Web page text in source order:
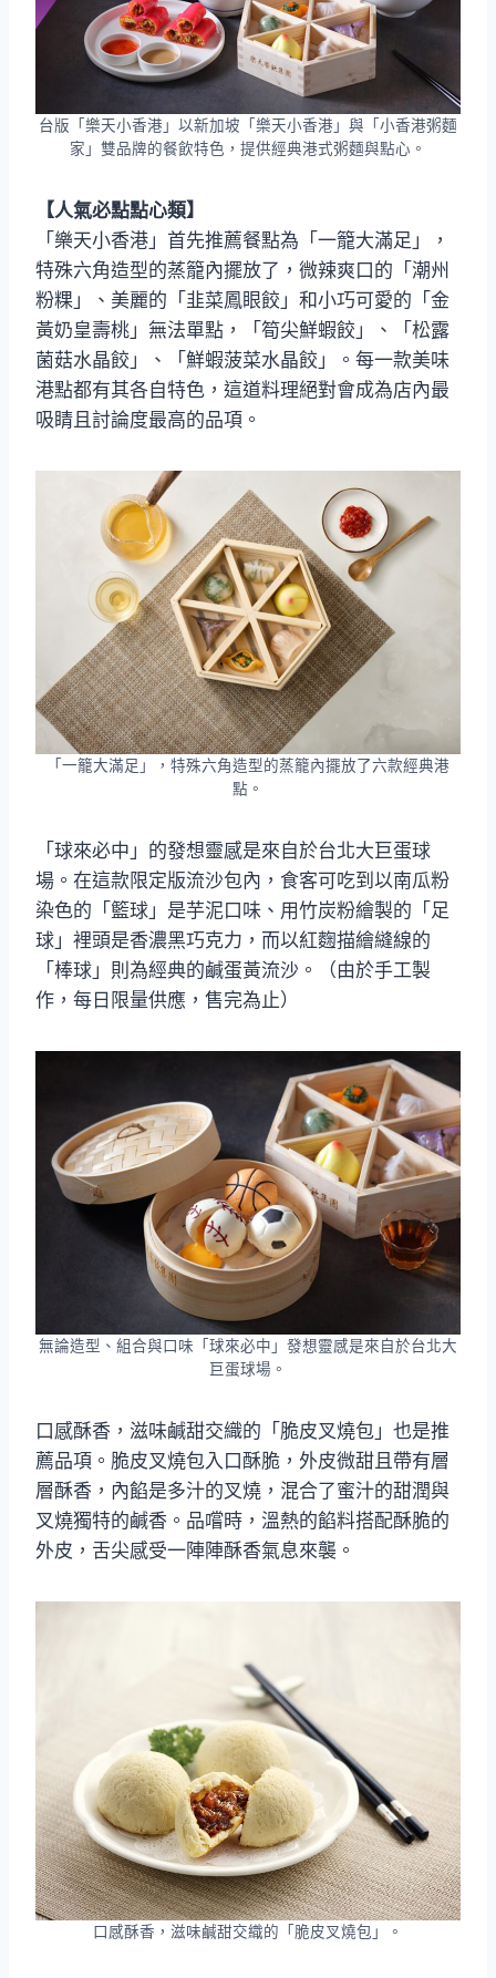
台版「樂天小香港」以新加坡「樂天小香港」與「小香港粥麵
家」雙品牌的餐飲特色，提供經典港式粥麵與點心。
【人氣必點點心類】
「樂天小香港」首先推薦餐點為「一籠大滿足」，
特殊六角造型的蒸籠內擺放了，微辣爽口的「潮州
粉粿」、美麗的「韭菜鳳眼餃」和小巧可愛的「金
黃奶皇壽桃」無法單點，「筍尖鮮蝦餃」、「松露
菌菇水晶餃」、「鮮蝦菠菜水晶餃」。每一款美味
港點都有其各自特色，這道料理絕對會成為店內最
吸睛且討論度最高的品項。
「一籠大滿足」，特殊六角造型的蒸籠內擺放了六款經典港
點。
「球來必中」的發想靈感是來自於台北大巨蛋球
場。在這款限定版流沙包內，食客可吃到以南瓜粉
染色的「籃球」是芋泥口味、用竹炭粉繪製的「足
球」裡頭是香濃黑巧克力，而以紅麴描繪縫線的
「棒球」則為經典的鹹蛋黃流沙。（由於手工製
作，每日限量供應，售完為止）
無論造型、組合與口味「球來必中」發想靈感是來自於台北大
巨蛋球場。
口感酥香，滋味鹹甜交織的「脆皮叉燒包」也是推
薦品項。脆皮叉燒包入口酥脆，外皮微甜且帶有層
層酥香，內餡是多汁的叉燒，混合了蜜汁的甜潤與
叉燒獨特的鹹香。品嚐時，溫熱的餡料搭配酥脆的
外皮，舌尖感受一陣陣酥香氣息來襲。
口感酥香，滋味鹹甜交織的「脆皮叉燒包」。